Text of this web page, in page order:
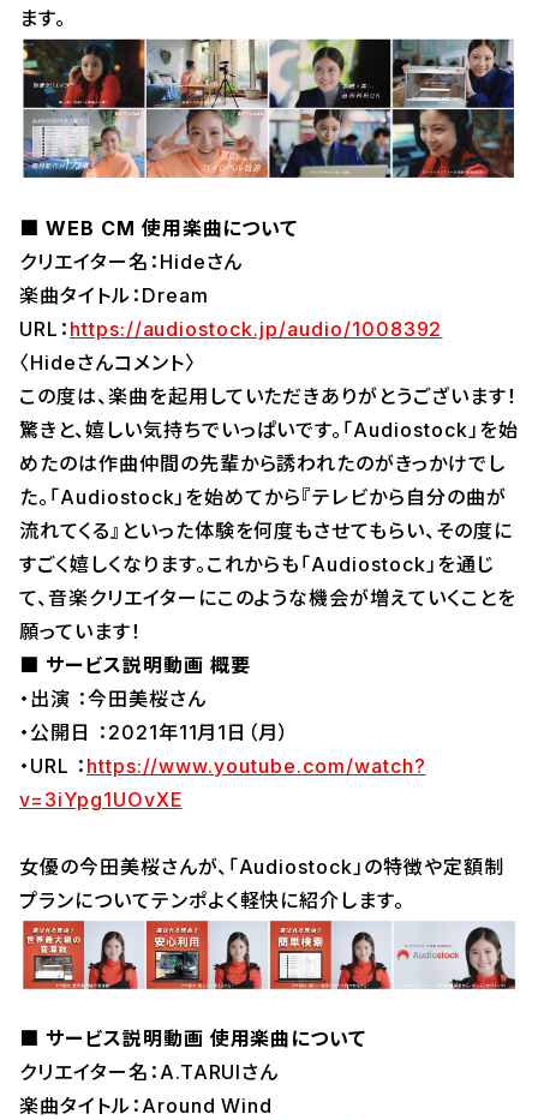
ます。
■ WEB CM 使用楽曲について
クリエイター名：Hideさん
楽曲タイトル：Dream
URL： https://audiostock.jp/audio/1008392
〈Hideさんコメント〉
この度は、楽曲を起用していただきありがとうございます！
驚きと、嬉しい気持ちでいっぱいです。「Audiostock」を始
めたのは作曲仲間の先輩から誘われたのがきっかけでし
た。「Audiostock」を始めてから『テレビから自分の曲が
流れてくる』といった体験を何度もさせてもらい、その度に
すごく嬉しくなります。これからも「Audiostock」を通じ
て、音楽クリエイターにこのような機会が増えていくことを
願っています！
■ サービス説明動画 概要
・出演 ：今田美桜さん
・公開日 ：2021年11月1日（月）
・URL ： https://www.youtube.com/watch?
v=3iYpg1UOvXE
女優の今田美桜さんが、「Audiostock」の特徴や定額制
プランについてテンポよく軽快に紹介します。
■ サービス説明動画 使用楽曲について
クリエイター名：A.TARUIさん
楽曲タイトル：Around Wind